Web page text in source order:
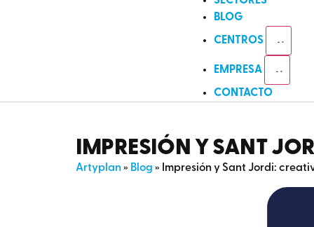
BLOG
CENTROS
EMPRESA
CONTACTO
IMPRESIÓN Y SANT
Artyplan» Blog » Impresión y Sant Jordi: